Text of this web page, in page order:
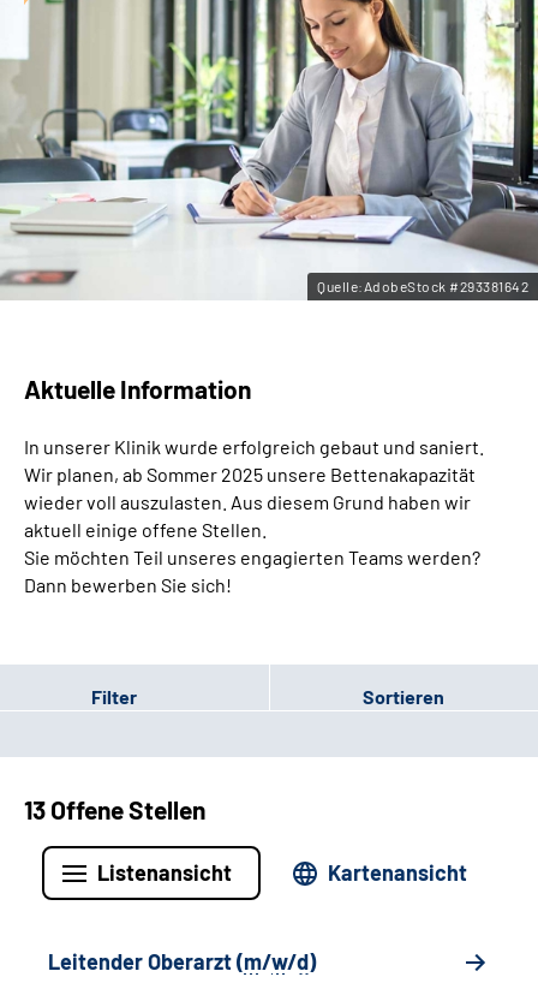
Leichte Sprache
Gebärdensprache
Quelle:AdobeStock #293381642
Aktuelle Information
In unserer Klinik wurde erfolgreich gebaut und saniert.
Wir planen, ab Sommer 2025 unsere Bettenakapazität
wieder voll auszulasten. Aus diesem Grund haben wir
aktuell einige offene Stellen.
Sie möchten Teil unseres engagierten Teams werden?
Dann bewerben Sie sich!
Filter Sortieren
13 Offene Stellen
Listenansicht Kartenansicht
Leitender Oberarzt (m/w/d)